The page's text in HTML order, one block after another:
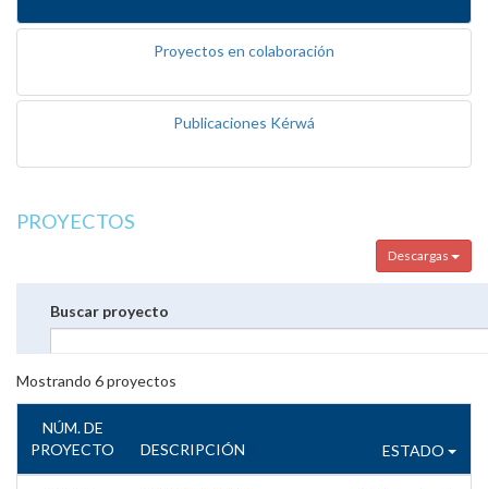
Proyectos en colaboración
Publicaciones Kérwá
PROYECTOS
Descargas
Buscar proyecto
Mostrando 6proyectos
NÚM. DE
PROYECTO
DESCRIPCIÓN ESTADO